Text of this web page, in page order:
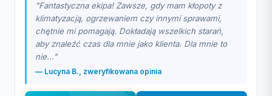
"Fantastyczna ekipa! Zawsze, gdy mam kłopoty z
klimatyzacją, ogrzewaniem czy innymi sprawami,
chętnie mi pomagają. Dokładają wszelkich starań,
aby znaleźć czas dla mnie jako klienta. Dla mnie to
nie..."
— Lucyna B., zweryfikowana opinia